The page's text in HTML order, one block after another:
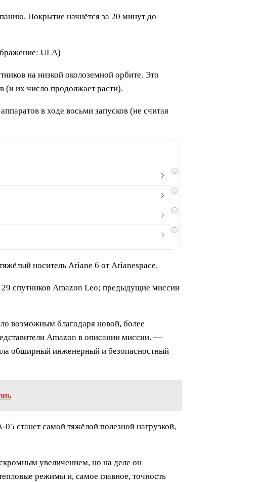
Покрытие начнётся за 20 минут до
ULA)
на низкой околоземной орбите. Это
(и их число продолжает расти).
в ходе восьми запусков (не считая
i
i
i
i
носитель Ariane 6 от Arianespace.
29 спутников Amazon Leo; предыдущие миссии
возможным благодаря новой, более
Amazon в описании миссии. —
обширный инженерный и безопасностный
станет самой тяжёлой полезной нагрузкой,
увеличением, но на деле он
режимы и, самое главное, точность